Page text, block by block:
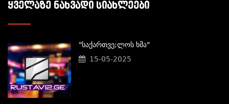
ᲧᲕᲔᲚᲐᲖᲔ ᲜᲐᲮᲕᲐᲓᲘ ᲡᲘᲐᲮᲚᲔᲔᲑᲘ
"საქართვე;ლოს Ხმა"
15-05-2025